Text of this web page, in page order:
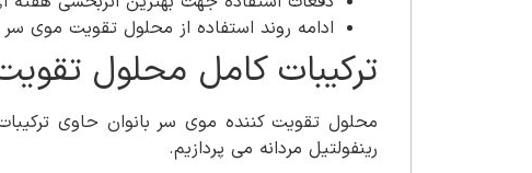
ادامه روند استفاده از محلول تقویت موی سر
ترکیبات کامل محلول
محلول تقویت کننده موی سر بانوان حاوی
رینفولتیل مردانه می پردازیم.